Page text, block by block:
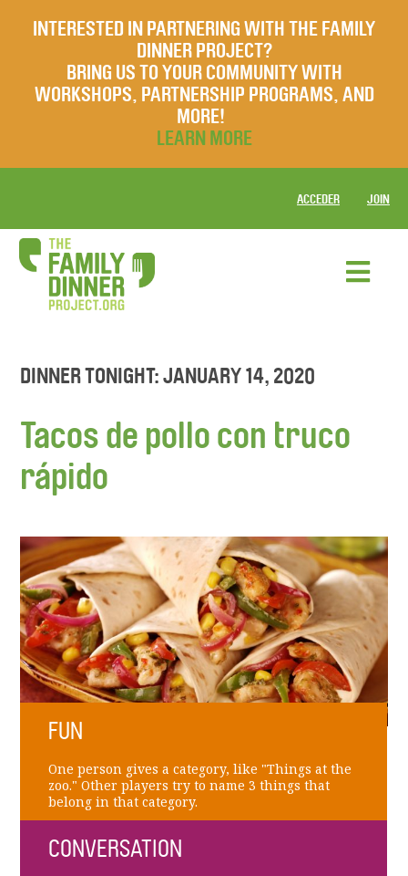
INTERESTED IN PARTNERING WITH THE FAMILY
DINNER PROJECT?
BRING US TO YOUR COMMUNITY WITH
WORKSHOPS, PARTNERSHIP PROGRAMS, AND
MORE!
LEARN MORE
ACCEDER JOIN
DINNER TONIGHT: JANUARY 14, 2020
Tacos de pollo con truco
rápido
FUN
One person gives a category, like "Things at the
zoo." Other players try to name 3 things that
belong in that category.
CONVERSATION